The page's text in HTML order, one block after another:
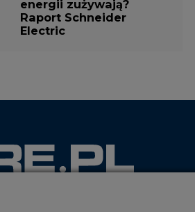
energii zużywają?
Raport Schneider
Electric